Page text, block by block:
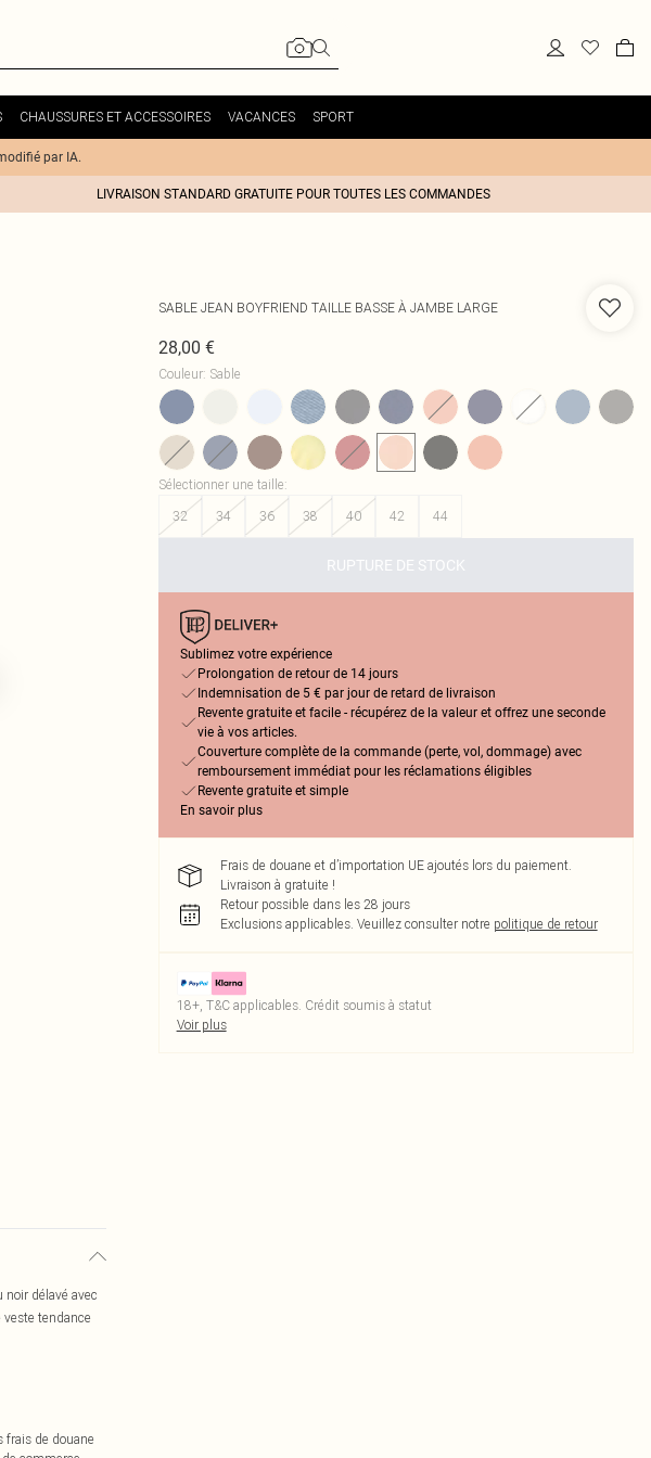
CHAUSSURES ET ACCESSOIRES VACANCES SPORT
par IA.
LIVRAISON STANDARD GRATUITE POUR TOUTES LES COMMANDES
délavé avec
tendance
frais de douane
SABLE JEAN BOYFRIEND TAILLE BASSE À JAMBE LARGE
28,00 €
Couleur: Sable
Sélectionner une taille:
32
34 36 38 40 42 44
RUPTURE DE STOCK
Sublimez votre expérience
Prolongation de retour de 14 jours
Indemnisation de 5 € par jour de retard de livraison
Revente gratuite et facile - récupérez de la valeur et offrez une seconde
vie à vos articles.
Couverture complète de la commande (perte, vol, dommage) avec
remboursement immédiat pour les réclamations éligibles
Revente gratuite et simple
En savoir plus
Frais de douane et d’importation UE ajoutés lors du paiement.
Livraison à gratuite !
Retour possible dans les 28 jours
Exclusions applicables. Veuillez consulter notre politique de retour
18+, T&C applicables. Crédit soumis à statut
Voir plus